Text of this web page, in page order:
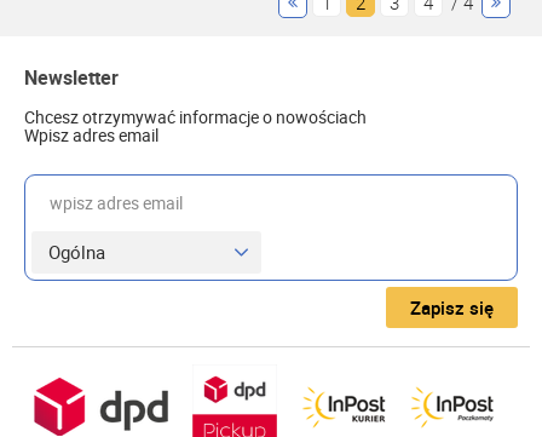
Newsletter
Chcesz otrzymywać informacje o nowościach
Wpisz adres email
wpisz adres email
Zapisz się